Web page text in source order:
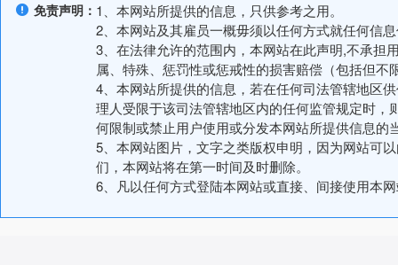
免责声明： 1、本网站所提供的信息，只供参考之用。
2、本网站及其雇员一概毋须以任何方式就任何信
3、在法律允许的范围内，本网站在此声明,不承担
属、特殊、惩罚性或惩戒性的损害赔偿（包括但
4、本网站所提供的信息，若在任何司法管辖地区
理人受限于该司法管辖地区内的任何监管规定时
何限制或禁止用户使用或分发本网站所提供信息的
5、本网站图片，文字之类版权申明，因为网站可
们，本网站将在第一时间及时删除。
6、凡以任何方式登陆本网站或直接、间接使用本